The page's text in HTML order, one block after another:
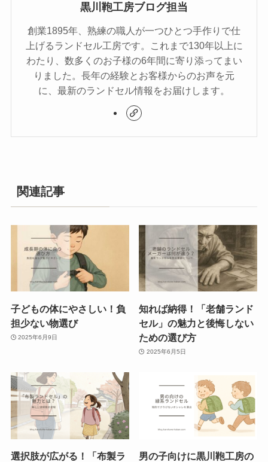
黒川鞄工房ブログ担当
創業1895年、熟練の職人が一つひとつ手作りで仕
上げるランドセル工房です。これまで130年以上に
わたり、数多くのお子様の6年間に寄り添ってまい
りました。長年の経験とお客様からのお声を元
に、最新のランドセル情報をお届けします。
関連記事
子どもの体にやさしい！負
担少ない物選び
2025年6月9日
知れば納得！「老舗ランド
セル」の魅力と後悔しない
ための選び方
2025年6月5日
選択肢が広がる！「布製ラ
男の子向けに黒川鞄工房の